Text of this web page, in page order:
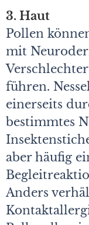
3. Haut
Pollen
mit
führen.
einerseits
bestimmtes
aber häufig
Anders